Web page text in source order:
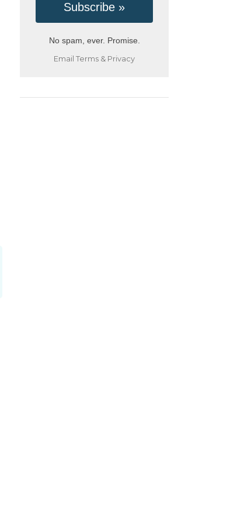
No spam, ever. Promise.
Email Terms & Privacy